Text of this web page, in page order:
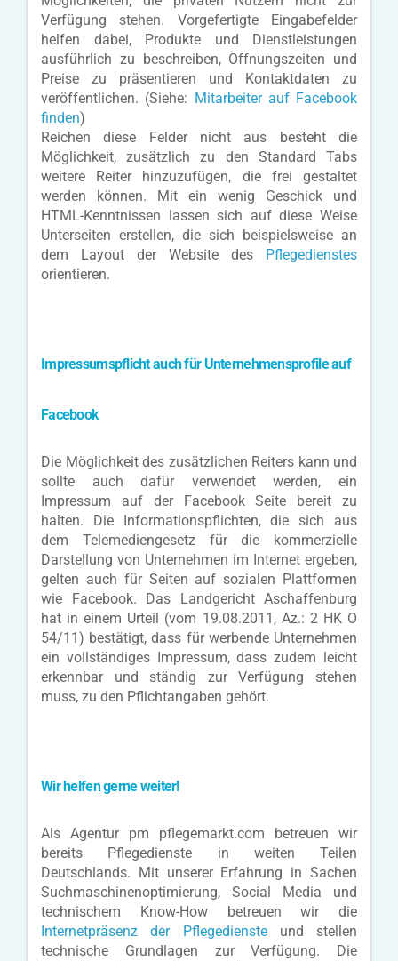
Verfügung stehen. Vorgefertigte Eingabefelder
helfen dabei, Produkte und Dienstleistungen
ausführlich zu beschreiben, Öffnungszeiten und
Preise zu präsentieren und Kontaktdaten zu
veröffentlichen. (Siehe: Mitarbeiter auf Facebook
finden)
Reichen diese Felder nicht aus besteht die
Möglichkeit, zusätzlich zu den Standard Tabs
weitere Reiter hinzuzufügen, die frei gestaltet
werden können. Mit ein wenig Geschick und
HTML-Kenntnissen lassen sich auf diese Weise
Unterseiten erstellen, die sich beispielsweise an
dem Layout der Website des Pflegedienstes
orientieren.
Impressumspflicht auch für Unternehmensprofile auf
Facebook
Die Möglichkeit des zusätzlichen Reiters kann und
sollte auch dafür verwendet werden, ein
Impressum auf der Facebook Seite bereit zu
halten. Die Informationspflichten, die sich aus
dem Telemediengesetz für die kommerzielle
Darstellung von Unternehmen im Internet ergeben,
gelten auch für Seiten auf sozialen Plattformen
wie Facebook. Das Landgericht Aschaffenburg
hat in einem Urteil (vom 19.08.2011, Az.: 2 HK O
54/11) bestätigt, dass für werbende Unternehmen
ein vollständiges Impressum, dass zudem leicht
erkennbar und ständig zur Verfügung stehen
muss, zu den Pflichtangaben gehört.
Wir helfen gerne weiter!
Als Agentur pm pflegemarkt.com betreuen wir
bereits Pflegedienste in weiten Teilen
Deutschlands. Mit unserer Erfahrung in Sachen
Suchmaschinenoptimierung, Social Media und
technischem Know-How betreuen wir die
Internetpräsenz der Pflegediensteund stellen
technische Grundlagen zur Verfügung. Die